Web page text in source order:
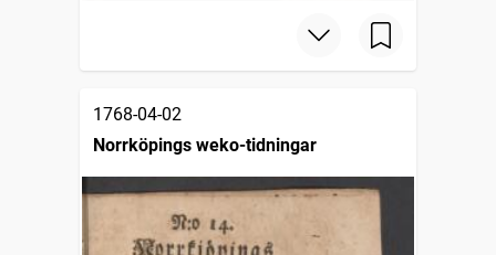
1768-04-02
Norrköpings weko-tidningar